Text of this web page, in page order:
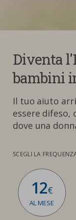
Diventa
bambini
Il tuo aiuto
essere difeso,
dove una
SCEGLI LA
12€
AL MESE